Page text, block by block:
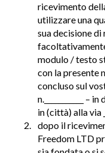
ricevimento
utilizzare una
sua decisione
modulo / testo
con la presente
concluso sul
n.___________ – in
in (città) alla via
dopo il
Freedom LTD